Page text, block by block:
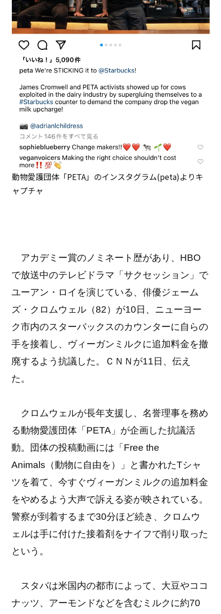
動物愛護団体「PETA」のインスタグラム(peta)よりキ
ャプチャ
アカデミー賞のノミネート歴があり、HBO
で放送中のテレビドラマ「サクセッション」で
ユーアン・ロイを演じている、俳優ジェーム
ズ・クロムウェル（82）が10日、ニューヨー
ク市内のスターバックスのカウンターに自らの
手を接着し、ヴィーガンミルクに追加料金を撤
廃するよう抗議した。ＣＮＮが11日、伝え
た。
クロムウェルが長年支援し、名誉理事を務め
る動物愛護団体「PETA」が企画した抗議活
動。団体の投稿動画には「Free the
Animals（動物に自由を）」と書かれたTシャ
ツを着て、今すぐヴィーガンミルクの追加料金
をやめるよう大声で訴える姿が映されている。
警察が到着するまで30分ほど続き、クロムウ
ェルは手に付けた接着剤をナイフで削り取った
という。
スタバは米国内の都市によって、大豆やココ
ナッツ、アーモンドなどを含むミルクに約70